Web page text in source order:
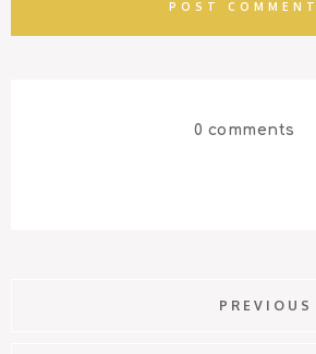
0 comments
PREVIOUS